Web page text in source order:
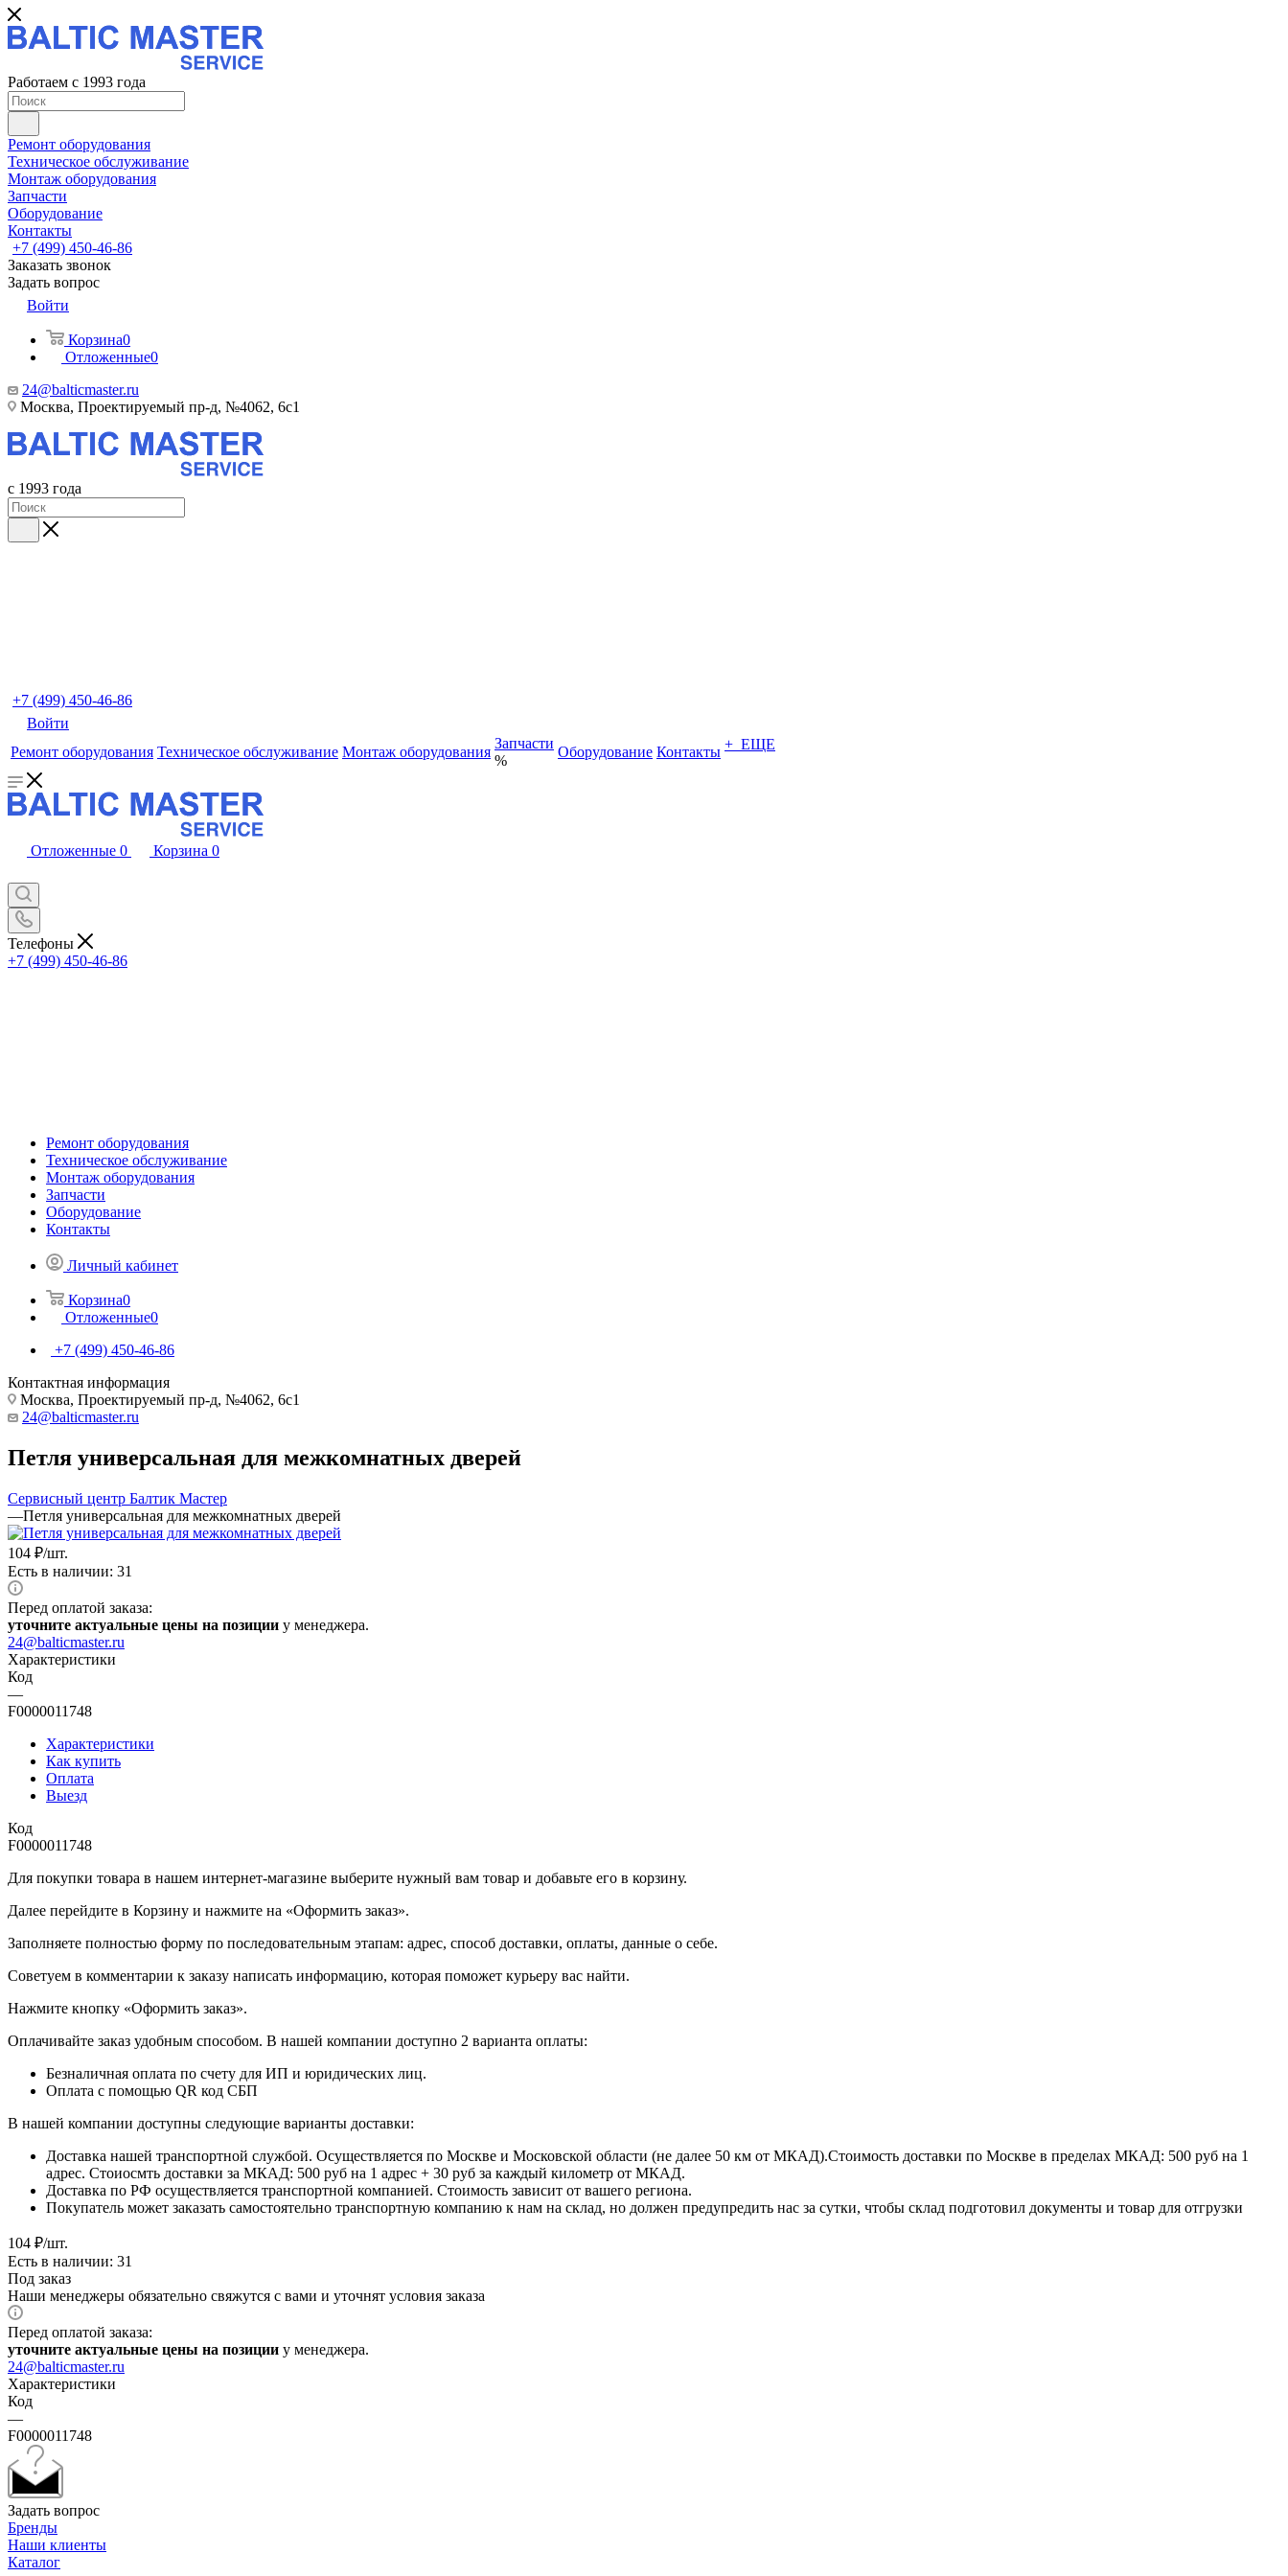
Работаем с 1993 года
Ремонт оборудования
Техническое обслуживание
Монтаж оборудования
Запчасти
Оборудование
Контакты
+7 (499) 450-46-86
Заказать звонок
Задать вопрос
Войти
Корзина0
Отложенные0
24@balticmaster.ru
Москва, Проектируемый пр-д, №4062, 6с1
с 1993 года
+7 (499) 450-46-86
Войти
Ремонт оборудования Техническое обслуживание Монтаж оборудования
Запчасти
%
Оборудование Контакты + ЕЩЕ
Отложенные 0 Корзина 0
Телефоны
+7 (499) 450-46-86
Ремонт оборудования
Техническое обслуживание
Монтаж оборудования
Запчасти
Оборудование
Контакты
Личный кабинет
Корзина0
Отложенные0
+7 (499) 450-46-86
Контактная информация
Москва, Проектируемый пр-д, №4062, 6с1
24@balticmaster.ru
Петля универсальная для межкомнатных дверей
Сервисный центр Балтик Мастер
—Петля универсальная для межкомнатных дверей
104 ₽/шт.
Есть в наличии: 31
Перед оплатой заказа:
уточните актуальные цены на позиции у менеджера.
24@balticmaster.ru
Характеристики
Код
—
F0000011748
Характеристики
Как купить
Оплата
Выезд
Код
F0000011748
Для покупки товара в нашем интернет-магазине выберите нужный вам товар и добавьте его в корзину.
Далее перейдите в Корзину и нажмите на «Оформить заказ».
​​​​​​​Заполняете полностью форму по последовательным этапам: адрес, способ доставки, оплаты, данные о себе.
​​​​​​​Советуем в комментарии к заказу написать информацию, которая поможет курьеру вас найти.
​​​​​​​Нажмите кнопку «Оформить заказ».
Оплачивайте заказ удобным способом. В нашей компании доступно 2 варианта оплаты:
Безналичная оплата по счету для ИП и юридических лиц.
Оплата с помощью QR код СБП
В нашей компании доступны следующие варианты доставки:
Доставка нашей транспортной службой. Осуществляется по Москве и Московской области (не далее 50 км от МКАД).Стоимость доставки по Москве в пределах МКАД: 500 руб на 1
адрес. Стоиосмть доставки за МКАД: 500 руб на 1 адрес + 30 руб за каждый километр от МКАД.
Доставка по РФ осуществляется транспортной компанией. Стоимость зависит от вашего региона.
Покупатель может заказать самостоятельно транспортную компанию к нам на склад, но должен предупредить нас за сутки, чтобы склад подготовил документы и товар для отгрузки
104 ₽/шт.
Есть в наличии: 31
Под заказ
Наши менеджеры обязательно свяжутся с вами и уточнят условия заказа
Перед оплатой заказа:
уточните актуальные цены на позиции у менеджера.
24@balticmaster.ru
Характеристики
Код
—
F0000011748
Задать вопрос
Бренды
Наши клиенты
Каталог